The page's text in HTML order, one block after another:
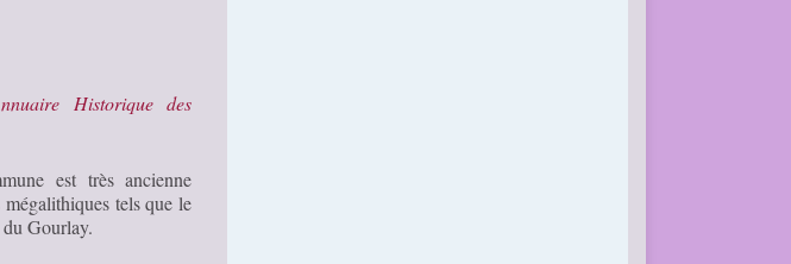
Historique des
est très ancienne
tels que le
Gourlay.